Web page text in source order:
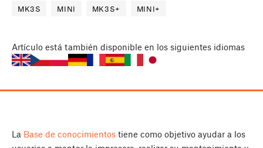
MK3S MINI MK3S+ MINI+
Artículo está también disponible en los siguientes idiomas
La Base de conocimientos tiene como objetivo ayudar a los